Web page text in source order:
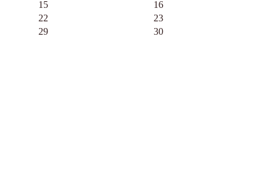
15
16
22
23
29
30